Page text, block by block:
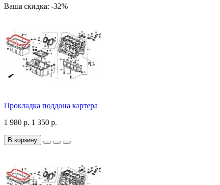
Ваша скидка: -32%
Прокладка поддона картера
1 980 р. 1 350 р.
В корзину